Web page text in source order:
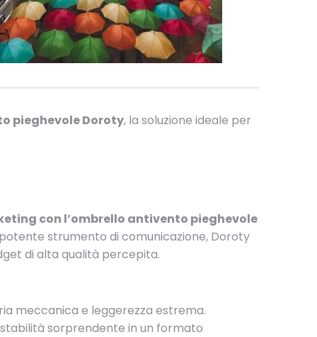
pieghevole Doroty, la soluzione ideale per
con l’ombrello antivento pieghevole
strumento di comunicazione, Doroty
di alta qualità percepita.
meccanica e leggerezza estrema.
sorprendente in un formato